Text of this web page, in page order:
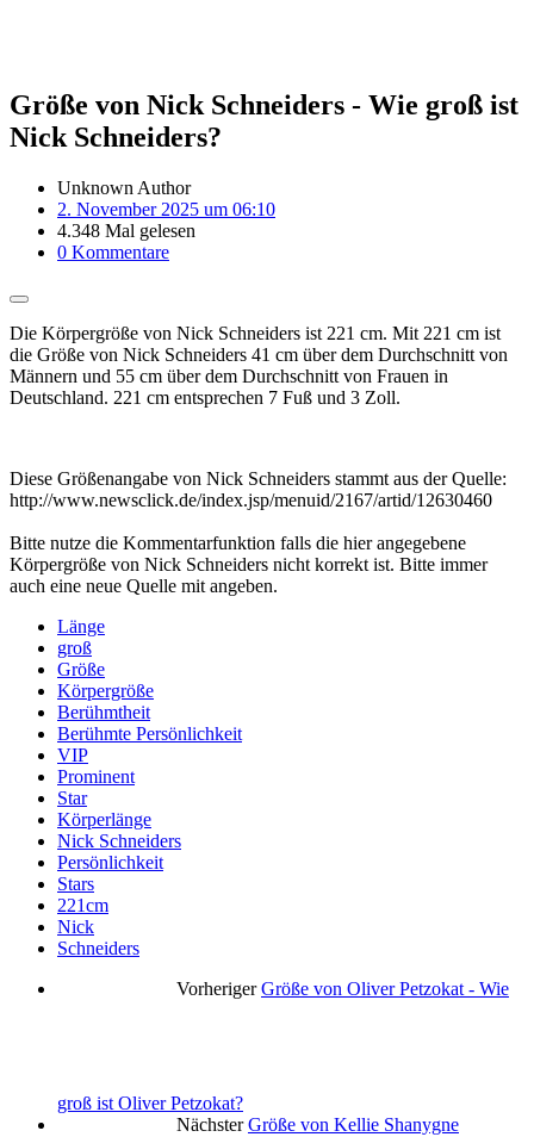
Größe von Nick Schneiders - Wie groß ist
Nick Schneiders?
Unknown Author
2. November 2025 um 06:10
4.348 Mal gelesen
0 Kommentare
Die Körpergröße von Nick Schneiders ist 221 cm. Mit 221 cm ist
die Größe von Nick Schneiders 41 cm über dem Durchschnitt von
Männern und 55 cm über dem Durchschnitt von Frauen in
Deutschland. 221 cm entsprechen 7 Fuß und 3 Zoll.
Diese Größenangabe von Nick Schneiders stammt aus der Quelle:
http://www.newsclick.de/index.jsp/menuid/2167/artid/12630460
Bitte nutze die Kommentarfunktion falls die hier angegebene
Körpergröße von Nick Schneiders nicht korrekt ist. Bitte immer
auch eine neue Quelle mit angeben.
Länge
groß
Größe
Körpergröße
Berühmtheit
Berühmte Persönlichkeit
VIP
Prominent
Star
Körperlänge
Nick Schneiders
Persönlichkeit
Stars
221cm
Nick
Schneiders
Vorheriger Größe von Oliver Petzokat - Wie
groß ist Oliver Petzokat?
Nächster Größe von Kellie Shanygne